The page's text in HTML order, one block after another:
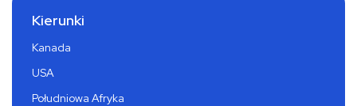
Kierunki
Kanada
USA
Południowa Afryka